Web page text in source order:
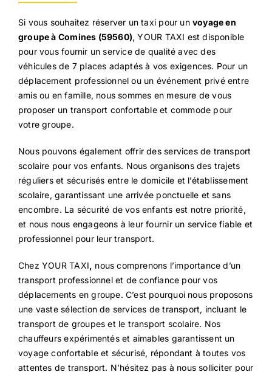
Si vous souhaitez réserver un taxi pour unvoyage en
groupe à Comines (59560), YOUR TAXI est disponible
pour vous fournir un service de qualité avec des
véhicules de 7 places adaptés à vos exigences. Pour un
déplacement professionnel ou un événement privé entre
amis ou en famille, nous sommes en mesure de vous
proposer un transport confortable et commode pour
votre groupe.
Nous pouvons également offrir des services de transport
scolaire pour vos enfants. Nous organisons des trajets
réguliers et sécurisés entre le domicile et l’établissement
scolaire, garantissant une arrivée ponctuelle et sans
encombre. La sécurité de vos enfants est notre priorité,
et nous nous engageons à leur fournir un service fiable et
professionnel pour leur transport.
Chez YOUR TAXI, nous comprenons l’importance d’un
transport professionnel et de confiance pour vos
déplacements en groupe. C’est pourquoi nous proposons
une vaste sélection de services de transport, incluant le
transport de groupes et le transport scolaire. Nos
chauffeurs expérimentés et aimables garantissent un
voyage confortable et sécurisé, répondant à toutes vos
attentes de transport. N’hésitez pas à nous solliciter pour